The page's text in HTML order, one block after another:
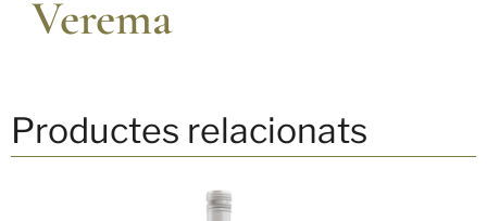
Verema
Productes relacionats